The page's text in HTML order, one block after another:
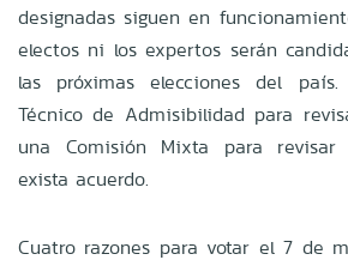
designadas siguen en
electos ni los expertos serán
las próximas elecciones del
Técnico de Admisibilidad para
una Comisión Mixta para
exista acuerdo.
Cuatro razones para votar el 7 de